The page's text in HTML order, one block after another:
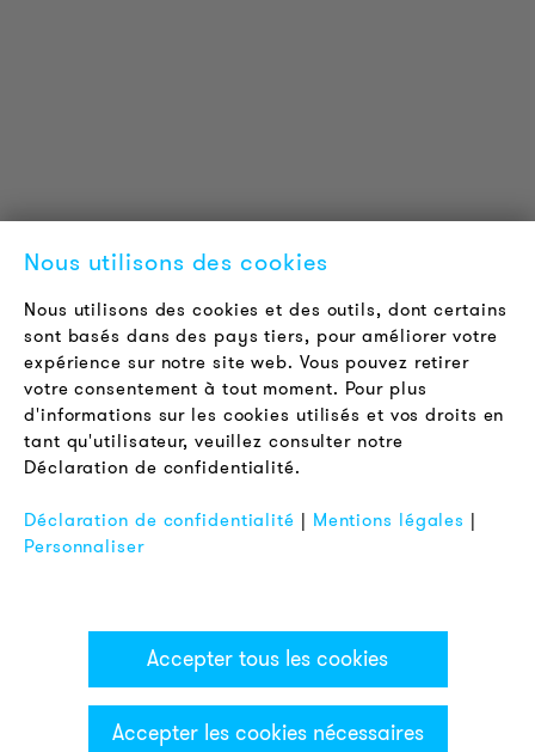
Offres d'emploi
Newsletter
LÉGAL
Conditions Générales de Vente
Protection des Données
Mentions Légales
Nous utilisons des cookies
Nous utilisons des cookies et des outils, dont certains
sont basés dans des pays tiers, pour améliorer votre
expérience sur notre site web. Vous pouvez retirer
votre consentement à tout moment. Pour plus
d'informations sur les cookies utilisés et vos droits en
tant qu'utilisateur, veuillez consulter notre
Déclaration de confidentialité.
Déclaration de confidentialité | Mentions légales |
Personnaliser
Accepter tous les cookies
Accepter les cookies nécessaires